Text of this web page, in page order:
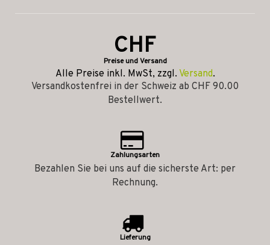
CHF
Preise und Versand
Alle Preise inkl. MwSt, zzgl. Versand.
Versandkostenfrei in der Schweiz ab CHF 90.00
Bestellwert.
Zahlungsarten
Bezahlen Sie bei uns auf die sicherste Art: per
Rechnung.
Lieferung